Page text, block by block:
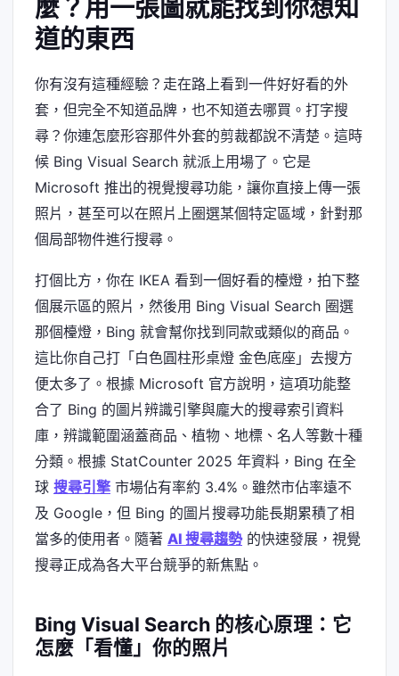
麼？用一張圖就能找到你想知
道的東西
你有沒有這種經驗？走在路上看到一件好好看的外
套，但完全不知道品牌，也不知道去哪買。打字搜
尋？你連怎麼形容那件外套的剪裁都說不清楚。這時
候 Bing Visual Search 就派上用場了。它是
Microsoft 推出的視覺搜尋功能，讓你直接上傳一張
照片，甚至可以在照片上圈選某個特定區域，針對那
個局部物件進行搜尋。
打個比方，你在 IKEA 看到一個好看的檯燈，拍下整
個展示區的照片，然後用 Bing Visual Search 圈選
那個檯燈，Bing 就會幫你找到同款或類似的商品。
這比你自己打「白色圓柱形桌燈 金色底座」去搜方
便太多了。根據 Microsoft 官方說明，這項功能整
合了 Bing 的圖片辨識引擎與龐大的搜尋索引資料
庫，辨識範圍涵蓋商品、植物、地標、名人等數十種
分類。根據 StatCounter 2025 年資料，Bing 在全
球 搜尋引擎 市場佔有率約 3.4%。雖然市佔率遠不
及 Google，但 Bing 的圖片搜尋功能長期累積了相
當多的使用者。隨著 AI 搜尋趨勢的快速發展，視覺
搜尋正成為各大平台競爭的新焦點。
Bing Visual Search 的核心原理：它
怎麼「看懂」你的照片